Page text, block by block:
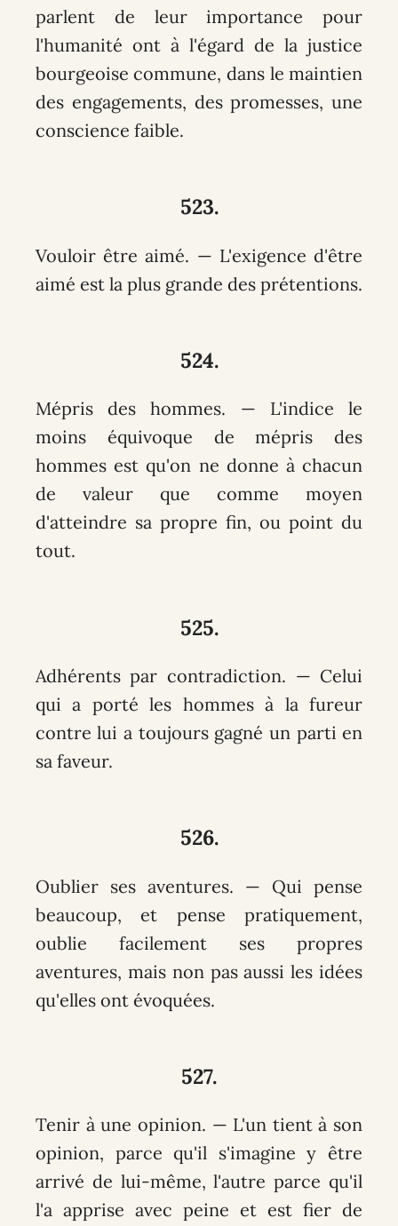
parlent de leur importance pour
l'humanité ont à l'égard de la justice
bourgeoise commune, dans le maintien
des engagements, des promesses, une
conscience faible.
523.
Vouloir être aimé. — L'exigence d'être
aimé est la plus grande des prétentions.
524.
Mépris des hommes. — L'indice le
moins équivoque de mépris des
hommes est qu'on ne donne à chacun
de valeur que comme moyen
d'atteindre sa propre fin, ou point du
tout.
525.
Adhérents par contradiction. — Celui
qui a porté les hommes à la fureur
contre lui a toujours gagné un parti en
sa faveur.
526.
Oublier ses aventures. — Qui pense
beaucoup, et pense pratiquement,
oublie facilement ses propres
aventures, mais non pas aussi les idées
qu'elles ont évoquées.
527.
Tenir à une opinion. — L'un tient à son
opinion, parce qu'il s'imagine y être
arrivé de lui-même, l'autre parce qu'il
l'a apprise avec peine et est fier de